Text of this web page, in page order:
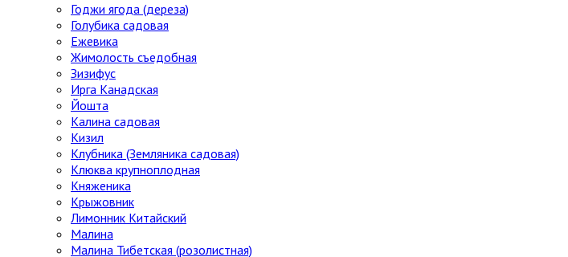
Годжи ягода (дереза)
Голубика садовая
Ежевика
Жимолость съедобная
Зизифус
Ирга Канадская
Йошта
Калина садовая
Кизил
Клубника (Земляника садовая)
Клюква крупноплодная
Княженика
Крыжовник
Лимонник Китайский
Малина
Малина Тибетская (розолистная)